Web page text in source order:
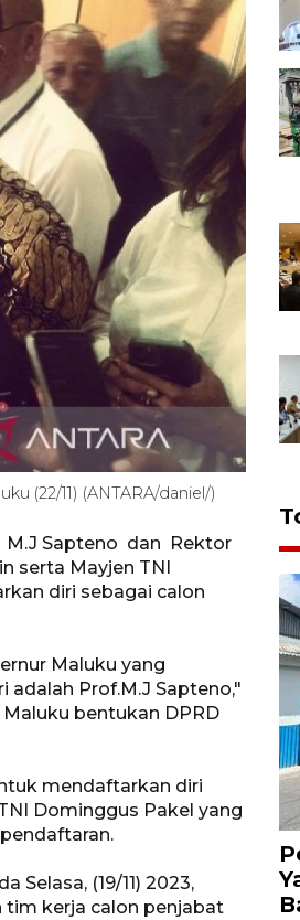
(22/11) (ANTARA/daniel/)
M.J Sapteno dan Rektor
serta Mayjen TNI
diri sebagai calon
Maluku yang
Prof.M.J Sapteno,"
bentukan DPRD
mendaftarkan diri
Dominggus Pakel yang
Selasa, (19/11) 2023,
tim kerja calon penjabat